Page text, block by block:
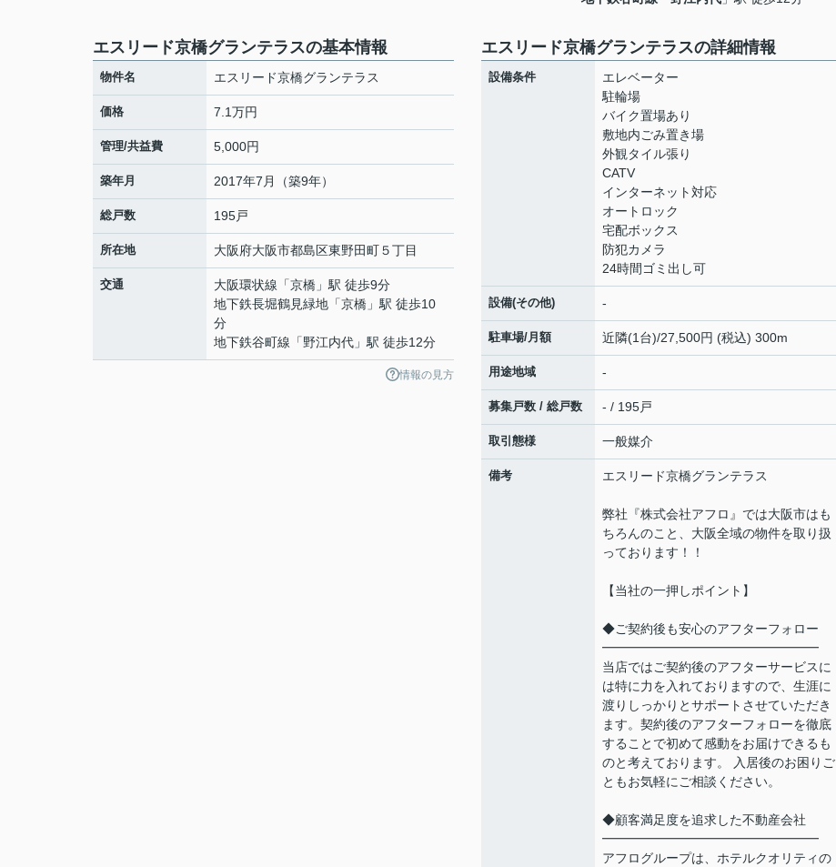
エスリード京橋グランテラスの基本情報
物件名 エスリード京橋グランテラス
価格 7.1万円
管理/共益費 5,000円
築年月 2017年7月（築9年）
総戸数 195戸
所在地 大阪府大阪市都島区東野田町５丁目
交通 大阪環状線 「京橋 」駅 徒歩9分
地下鉄長堀鶴見緑地 「京橋 」駅 徒歩10
分
地下鉄谷町線 「野江内代 」駅 徒歩12分
情報の見方
エスリード京橋グランテラスの詳細情報
設備条件
エレベーター
駐輪場
バイク置場あり
敷地内ごみ置き場
外観タイル張り
CATV
インターネット対応
オートロック
宅配ボックス
防犯カメラ
24時間ゴミ出し可
設備(その他) -
駐車場/月額 近隣(1台)/27,500円 (税込) 300m
用途地域 -
募集戸数 / 総戸数 - / 195戸
取引態様 一般媒介
備考 エスリード京橋グランテラス
弊社『株式会社アフロ』では大阪市はも
ちろんのこと、大阪全域の物件を取り扱
っております！！
【当社の一押しポイント】
◆ご契約後も安心のアフターフォロー
━━━━━━━━━━━━━━━━━
当店ではご契約後のアフターサービスに
は特に力を入れておりますので、生涯に
渡りしっかりとサポートさせていただき
ます。契約後のアフターフォローを徹底
することで初めて感動をお届けできるも
のと考えております。 入居後のお困りご
ともお気軽にご相談ください。
◆顧客満足度を追求した不動産会社
━━━━━━━━━━━━━━━━━
アフログループは、ホテルクオリティの